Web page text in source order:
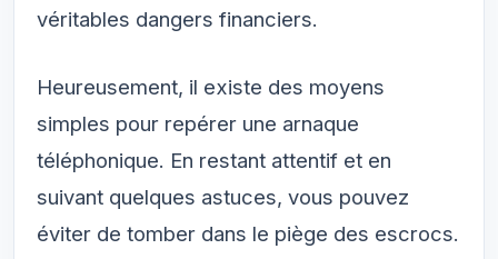
véritables dangers financiers.
Heureusement, il existe des moyens
simples pour repérer une arnaque
téléphonique. En restant attentif et en
suivant quelques astuces, vous pouvez
éviter de tomber dans le piège des escrocs.